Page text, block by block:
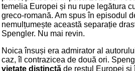
temelia Europei și nu rupe legătura
greco-romană. Am spus în episodul
nemulțumește această separație
Spengler. Nu mai revin.
Noica însuși era admirator al
caz, îl contrazicea de două ori.
vietate distinctă de restul Europei și